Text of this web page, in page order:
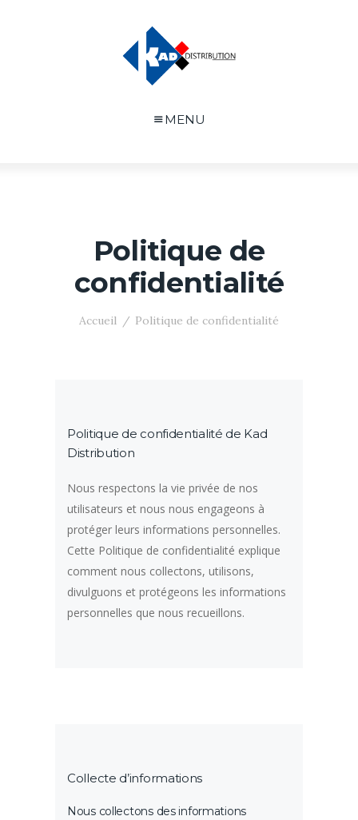
MENU
Politique de
confidentialité
Accueil Politique de confidentialité
Politique de confidentialité de Kad
Distribution
Nous respectons la vie privée de nos
utilisateurs et nous nous engageons à
protéger leurs informations personnelles.
Cette Politique de confidentialité explique
comment nous collectons, utilisons,
divulguons et protégeons les informations
personnelles que nous recueillons.
Collecte d’informations
Nous collectons des informations